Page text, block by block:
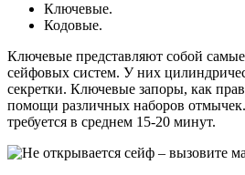
Ключевые.
Кодовые.
Ключевые представляют собой
сейфовых систем. У них
секретки. Ключевые запоры, как
помощи различных наборов
требуется в среднем 15-20 минут.